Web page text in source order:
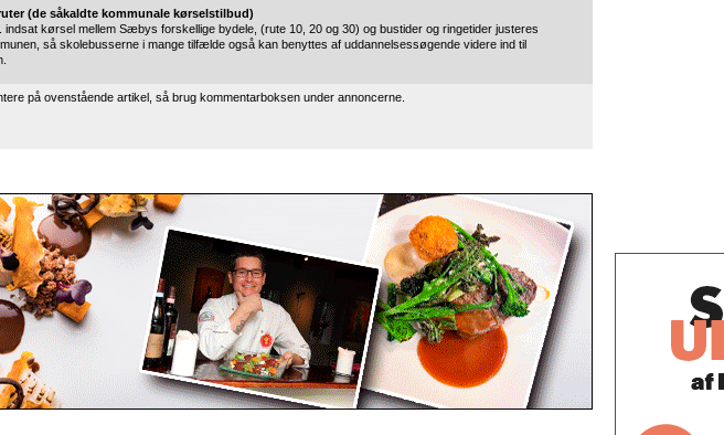
(de såkaldte kommunale kørselstilbud)
indsat kørsel mellem Sæbys forskellige bydele, (rute 10, 20 og 30) og bustider og ringetider justeres
så skolebusserne i mange tilfælde også kan benyttes af uddannelsessøgende videre ind til
på ovenstående artikel, så brug kommentarboksen under annoncerne.